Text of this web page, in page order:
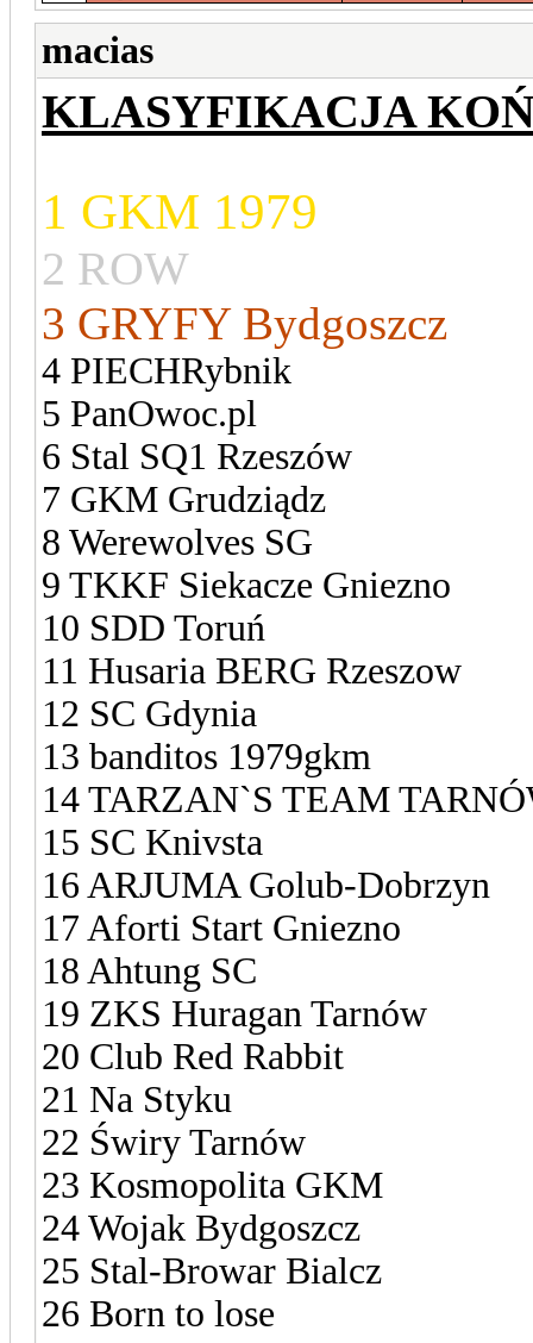
macias
KLASYFIKACJA
1 GKM 1979
2 ROW
3 GRYFY Bydgoszcz
4 PIECHRybnik
5 PanOwoc.pl
6 Stal SQ1 Rzeszów
7 GKM Grudziądz
8 Werewolves SG
9 TKKF Siekacze Gniezno
10 SDD Toruń
11 Husaria BERG Rzeszow
12 SC Gdynia
13 banditos 1979gkm
14 TARZAN`S TEAM
15 SC Knivsta
16 ARJUMA Golub-Dobrzyn
17 Aforti Start Gniezno
18 Ahtung SC
19 ZKS Huragan Tarnów
20 Club Red Rabbit
21 Na Styku
22 Świry Tarnów
23 Kosmopolita GKM
24 Wojak Bydgoszcz
25 Stal-Browar Bialcz
26 Born to lose